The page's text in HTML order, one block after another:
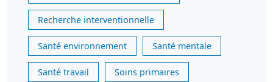
Recherche interventionnelle
Santé environnement Santé mentale
Santé travail Soins primaires